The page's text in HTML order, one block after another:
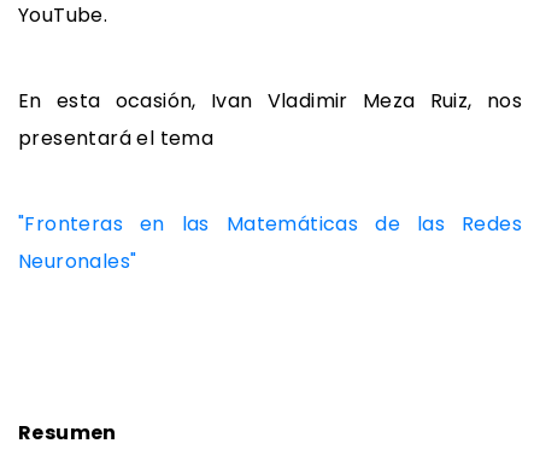
YouTube.
En esta ocasión, Ivan Vladimir Meza Ruiz, nos
presentará el tema
"Fronteras en las Matemáticas de las Redes
Neuronales"
Resumen